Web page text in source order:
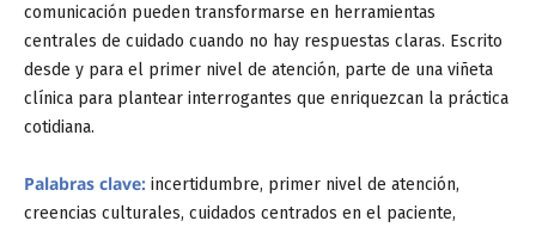
Palabras clave: incertidumbre, primer nivel de atención,
creencias culturales, cuidados centrados en el paciente,
comunicación pueden transformarse en herramientas
centrales de cuidado cuando no hay respuestas claras. Escrito
desde y para el primer nivel de atención, parte de una viñeta
clínica para plantear interrogantes que enriquezcan la práctica
cotidiana.